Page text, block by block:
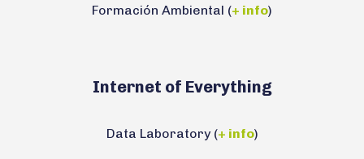
Formación Ambiental (+ info)
Internet of Everything
Data Laboratory (+ info)